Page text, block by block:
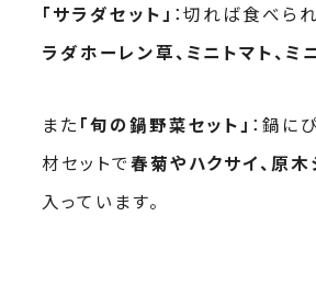
「サラダセット」 ：切れば食べられ
ラダホーレン草、ミニトマト、ミ
また 「旬の鍋野菜セット」 ：鍋に
材セットで春菊やハクサイ、原木
入っています。